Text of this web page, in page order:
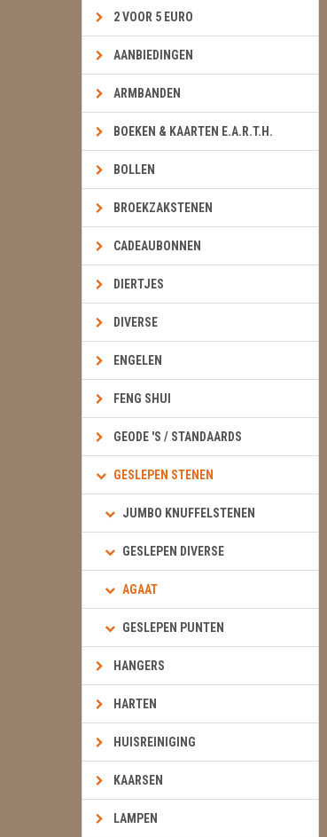
2 VOOR 5 EURO
AANBIEDINGEN
ARMBANDEN
BOEKEN & KAARTEN E.A.R.T.H.
BOLLEN
BROEKZAKSTENEN
CADEAUBONNEN
DIERTJES
DIVERSE
ENGELEN
FENG SHUI
GEODE 'S / STANDAARDS
GESLEPEN STENEN
JUMBO KNUFFELSTENEN
GESLEPEN DIVERSE
AGAAT
GESLEPEN PUNTEN
HANGERS
HARTEN
HUISREINIGING
KAARSEN
LAMPEN